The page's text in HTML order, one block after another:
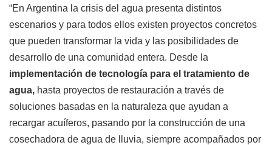
“En Argentina la crisis del agua presenta distintos
escenarios y para todos ellos existen proyectos concretos
que pueden transformar la vida y las posibilidades de
desarrollo de una comunidad entera. Desde la
implementación de tecnología para el tratamiento de
agua, hasta proyectos de restauración a través de
soluciones basadas en la naturaleza que ayudan a
recargar acuíferos, pasando por la construcción de una
cosechadora de agua de lluvia, siempre acompañados por